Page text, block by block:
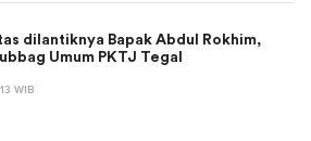
dilantiknya Bapak Abdul Rokhim,
Umum PKTJ Tegal
WIB